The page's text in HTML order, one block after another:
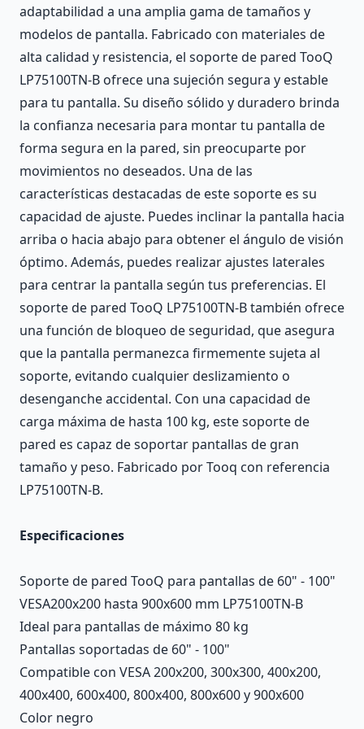
adaptabilidad a una amplia gama de tamaños y
modelos de pantalla. Fabricado con materiales de
alta calidad y resistencia, el soporte de pared TooQ
LP75100TN-B ofrece una sujeción segura y estable
para tu pantalla. Su diseño sólido y duradero brinda
la confianza necesaria para montar tu pantalla de
forma segura en la pared, sin preocuparte por
movimientos no deseados. Una de las
características destacadas de este soporte es su
capacidad de ajuste. Puedes inclinar la pantalla hacia
arriba o hacia abajo para obtener el ángulo de visión
óptimo. Además, puedes realizar ajustes laterales
para centrar la pantalla según tus preferencias. El
soporte de pared TooQ LP75100TN-B también ofrece
una función de bloqueo de seguridad, que asegura
que la pantalla permanezca firmemente sujeta al
soporte, evitando cualquier deslizamiento o
desenganche accidental. Con una capacidad de
carga máxima de hasta 100 kg, este soporte de
pared es capaz de soportar pantallas de gran
tamaño y peso. Fabricado por Tooq con referencia
LP75100TN-B.
Especificaciones
Soporte de pared TooQ para pantallas de 60" - 100"
VESA200x200 hasta 900x600 mm LP75100TN-B
Ideal para pantallas de máximo 80 kg
Pantallas soportadas de 60" - 100"
Compatible con VESA 200x200, 300x300, 400x200,
400x400, 600x400, 800x400, 800x600 y 900x600
Color negro